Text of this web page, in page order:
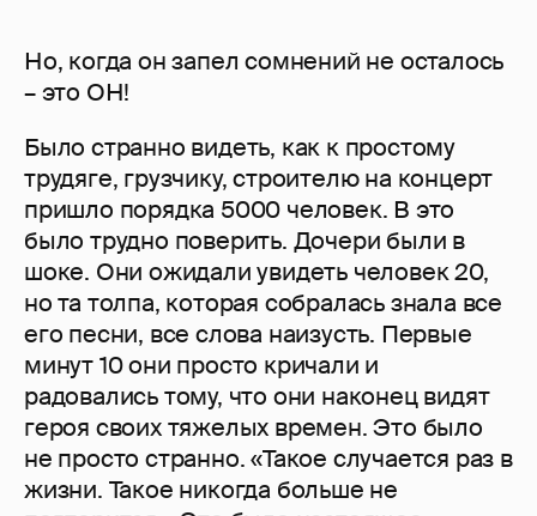
Но, когда он запел сомнений не осталось
– это ОН!
Было странно видеть, как к простому
трудяге, грузчику, строителю на концерт
пришло порядка 5000 человек. В это
было трудно поверить. Дочери были в
шоке. Они ожидали увидеть человек 20,
но та толпа, которая собралась знала все
его песни, все слова наизусть. Первые
минут 10 они просто кричали и
радовались тому, что они наконец видят
героя своих тяжелых времен. Это было
не просто странно. «Такое случается раз в
жизни. Такое никогда больше не